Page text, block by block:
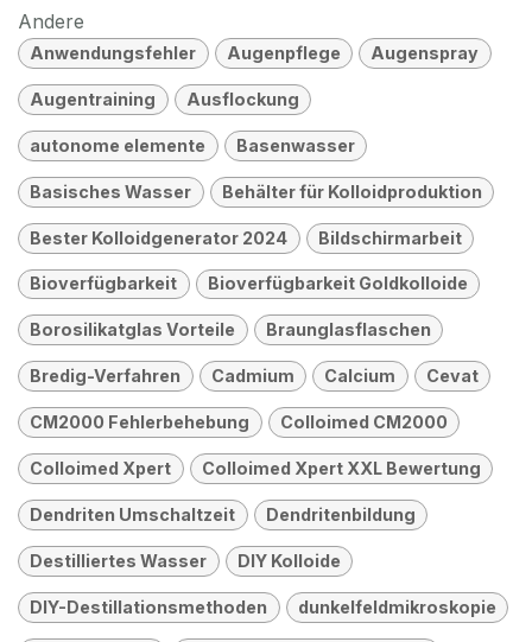
Andere
Anwendungsfehler Augenpflege Augenspray
Augentraining Ausflockung
autonome elemente Basenwasser
Basisches Wasser Behälter für Kolloidproduktion
Bester Kolloidgenerator 2024 Bildschirmarbeit
Bioverfügbarkeit Bioverfügbarkeit Goldkolloide
Borosilikatglas Vorteile Braunglasflaschen
Bredig-Verfahren Cadmium Calcium Cevat
CM2000 Fehlerbehebung Colloimed CM2000
Colloimed Xpert Colloimed Xpert XXL Bewertung
Dendriten Umschaltzeit Dendritenbildung
Destilliertes Wasser DIY Kolloide
DIY-Destillationsmethoden dunkelfeldmikroskopie